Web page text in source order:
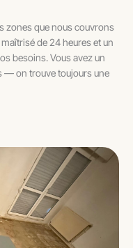
zones que nous couvrons
de 24 heures et un
besoins. Vous avez un
— on trouve toujours une